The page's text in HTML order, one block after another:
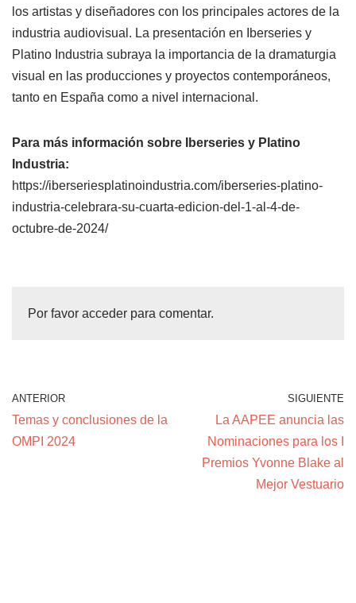
los artistas y diseñadores con los principales actores de la
industria audiovisual. La presentación en Iberseries y
Platino Industria subraya la importancia de la dramaturgia
visual en las producciones y proyectos contemporáneos,
tanto en España como a nivel internacional.
Para más información sobre Iberseries y Platino
Industria:
https://iberseriesplatinoindustria.com/iberseries-platino-
industria-celebrara-su-cuarta-edicion-del-1-al-4-de-
octubre-de-2024/
Por favor acceder para comentar.
ANTERIOR
Temas y conclusiones de la
OMPI 2024
SIGUIENTE
La AAPEE anuncia las
Nominaciones para los I
Premios Yvonne Blake al
Mejor Vestuario